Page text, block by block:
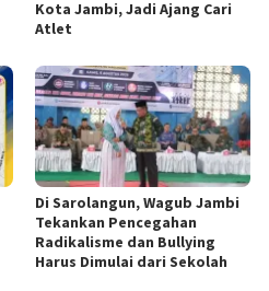
Kota Jambi, Jadi Ajang Cari
Atlet
Di Sarolangun, Wagub Jambi
Tekankan Pencegahan
Radikalisme dan Bullying
Harus Dimulai dari Sekolah